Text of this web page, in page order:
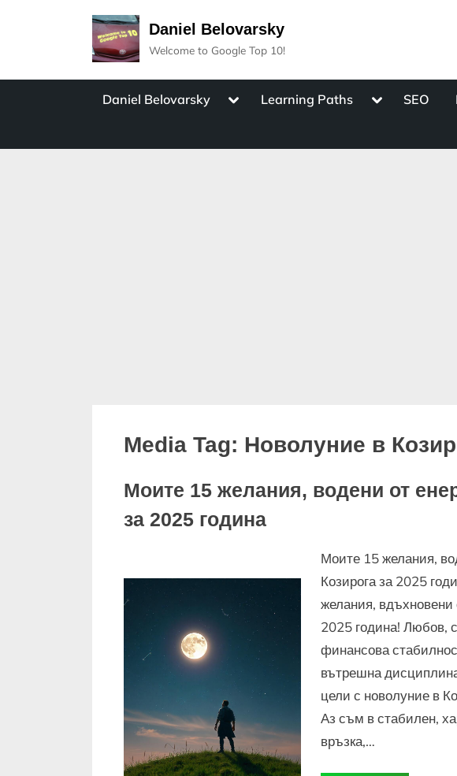
Daniel Belovarsky
Welcome to Google Top 10!
Daniel Belovarsky
ToggleLearning Paths
ToggleSEO
Media Tag: Новолуние в
Моите 15 желания, водени от
за 2025 година
Моите 15 желания,
Козирога за 2025
желания, вдъхновени
2025 година! Любов,
финансова
вътрешна
цели с новолуние в
Аз съм в стабилен,
връзка,…